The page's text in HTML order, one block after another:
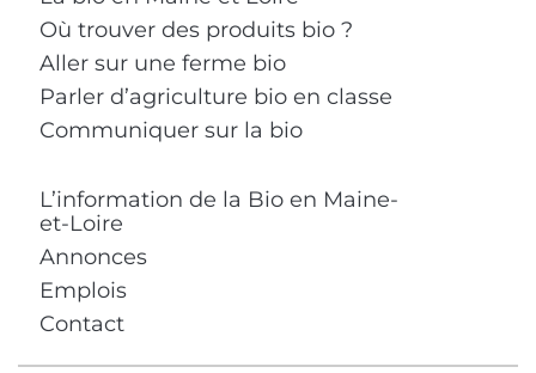
Où trouver des produits bio ?
Aller sur une ferme bio
Parler d’agriculture bio en classe
Communiquer sur la bio
L’information de la Bio en Maine-
et-Loire
Annonces
Emplois
Contact